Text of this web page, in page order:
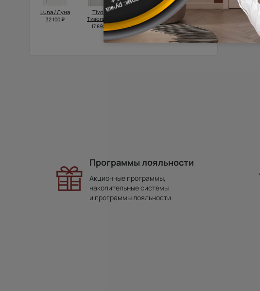
Luna / Луна
32 100 ₽
Tivoli /
Тиволи А-1
17 892 ₽
Dinastia /
Династия
Порта
Классик
Domenica /
Доменика
Порта
Классик
37 600 ₽
Программы лояльности
Акционные программы,
накопительные системы
и программы лояльности